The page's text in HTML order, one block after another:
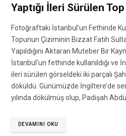
Yaptığı İleri Sürülen Top
Fotoğraftaki İstanbul’un Fethinde
Topunun Çiziminin Bizzat Fatih
Yapıldığını Aktaran Muteber Bir
İstanbul’un fethinde kullanıldığı ve
ileri sürülen görseldeki iki parçalı
döküldü. Günümüzde İngiltere’de
yılında dökülmüş olup, Padişah
DEVAMINI OKU